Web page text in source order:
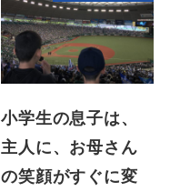
小学生の息子は、
主人に、お母さん
の笑顔がすぐに変